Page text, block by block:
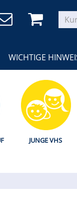
WICHTIGE
JUNGE VHS